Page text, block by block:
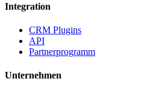
Integration
CRM Plugins
API
Partnerprogramm
Unternehmen